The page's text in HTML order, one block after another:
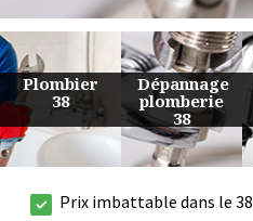
Urgence
fuite
plomberie
38
Entreprise
de
plomberie
38
Prix imbattable dans le 38